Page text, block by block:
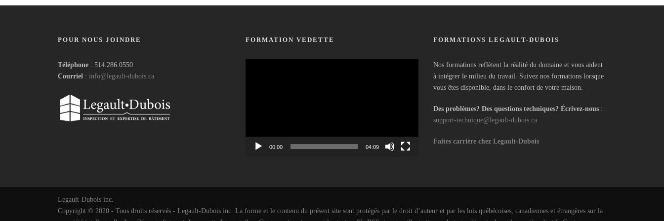
POUR NOUS JOINDRE
Téléphone : 514.286.0550
Courriel : info@legault-dubois.ca
FORMATION VEDETTE
00:00 04:09
FORMATIONS LEGAULT-DUBOIS
Nos formations reflètent la réalité du domaine et vous aident
à intégrer le milieu du travail. Suivez nos formations lorsque
vous êtes disponible, dans le confort de votre maison.
Des problèmes? Des questions techniques? Écrivez-nous:
support-technique@legault-dubois.ca
Faites carrière chez Legault-Dubois
Legault-Dubois inc.
Copyright © 2020 - Tous droits réservés - Legault-Dubois inc. La forme et le contenu du présent site sont protégés par le droit d’auteur et par les lois québécoises, canadiennes et étrangères sur la